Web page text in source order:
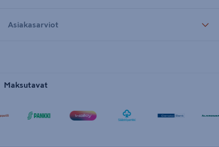
Asiakasarviot
Maksutavat